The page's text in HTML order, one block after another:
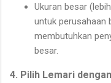
Ukuran besar
untuk perusahaan
membutuhkan
besar.
4. Pilih Lemari